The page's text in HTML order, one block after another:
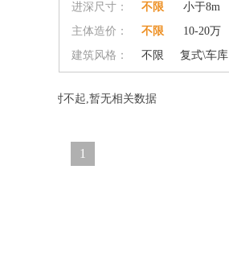
进深尺寸：
不限 小于8m
主体造价：
不限 10-20万
建筑风格：
不限 复式\车库
对不起,暂无相关数据
1